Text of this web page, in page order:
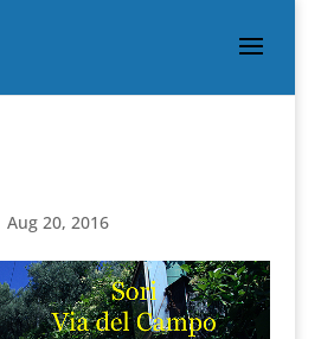
Aug 20, 2016